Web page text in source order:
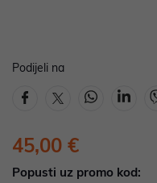
Podijeli na
45,00 €
Popusti uz promo kod: